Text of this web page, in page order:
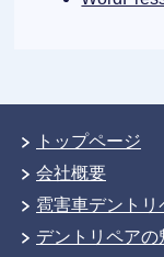
トップページ
会社概要
雹害車デントリ
デントリペアの